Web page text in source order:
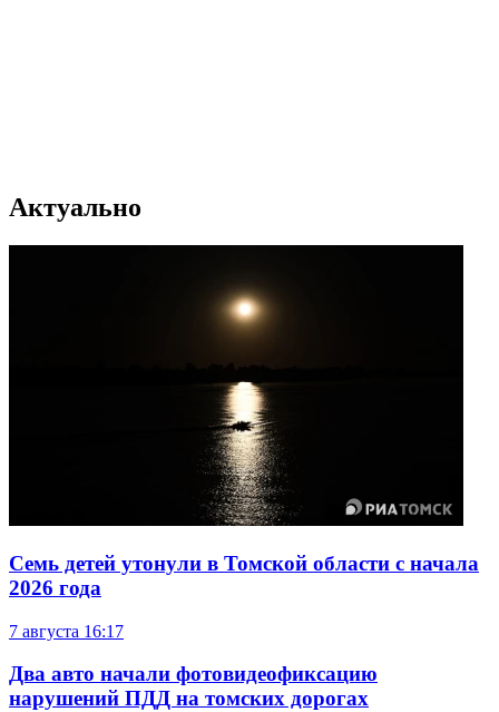
Актуально
Семь детей утонули в Томской области с начала
2026 года
7 августа 16:17
Два авто начали фотовидеофиксацию
нарушений ПДД на томских дорогах